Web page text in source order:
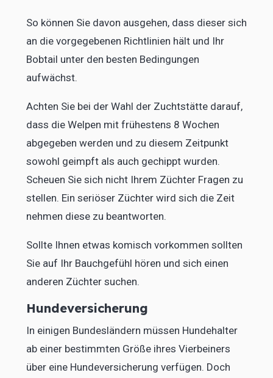
So können Sie davon ausgehen, dass dieser sich
an die vorgegebenen Richtlinien hält und Ihr
Bobtail unter den besten Bedingungen
aufwächst.
Achten Sie bei der Wahl der Zuchtstätte darauf,
dass die Welpen mit frühestens 8 Wochen
abgegeben werden und zu diesem Zeitpunkt
sowohl geimpft als auch gechippt wurden.
Scheuen Sie sich nicht Ihrem Züchter Fragen zu
stellen. Ein seriöser Züchter wird sich die Zeit
nehmen diese zu beantworten.
Sollte Ihnen etwas komisch vorkommen sollten
Sie auf Ihr Bauchgefühl hören und sich einen
anderen Züchter suchen.
Hundeversicherung
In einigen Bundesländern müssen Hundehalter
ab einer bestimmten Größe ihres Vierbeiners
über eine Hundeversicherung verfügen. Doch